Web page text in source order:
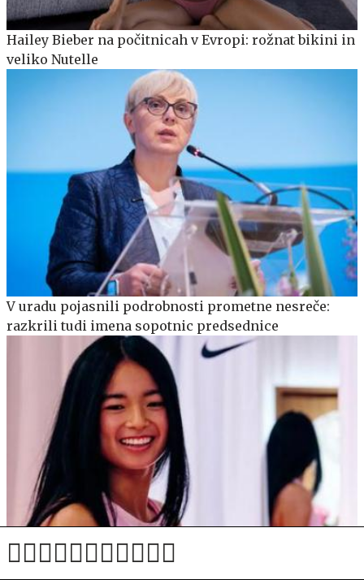
Hailey Bieber na počitnicah v Evropi: rožnat bikini in
veliko Nutelle
V uradu pojasnili podrobnosti prometne nesreče:
razkrili tudi imena sopotnic predsednice